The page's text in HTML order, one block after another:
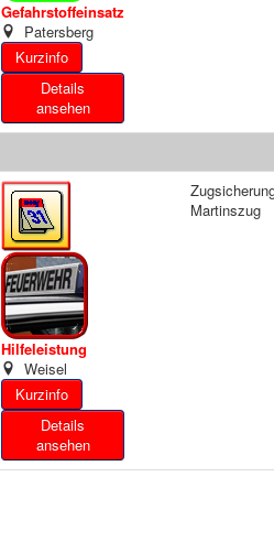
Gefahrstoffeinsatz
Patersberg
Details
ansehen
Hilfeleistung
Weisel
Details
ansehen
Martinszug